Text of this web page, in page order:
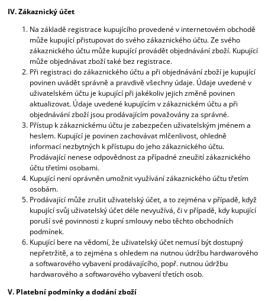
IV. Zákaznický účet
Na základě registrace kupujícího provedené v internetovém obchodě
může kupující přistupovat do svého zákaznického účtu. Ze svého
zákaznického účtu může kupující provádět objednávání zboží. Kupující
může objednávat zboží také bez registrace.
Při registraci do zákaznického účtu a při objednávání zboží je kupující
povinen uvádět správně a pravdivě všechny údaje. Údaje uvedené v
uživatelském účtu je kupující při jakékoliv jejich změně povinen
aktualizovat. Údaje uvedené kupujícím v zákaznickém účtu a při
objednávání zboží jsou prodávajícím považovány za správné.
Přístup k zákaznickému účtu je zabezpečen uživatelským jménem a
heslem. Kupující je povinen zachovávat mlčenlivost, ohledně
informací nezbytných k přístupu do jeho zákaznického účtu.
Prodávající nenese odpovědnost za případné zneužití zákaznického
účtu třetími osobami.
Kupující není oprávněn umožnit využívání zákaznického účtu třetím
osobám.
Prodávající může zrušit uživatelský účet, a to zejména v případě, když
kupující svůj uživatelský účet déle nevyužívá, či v případě, kdy kupující
poruší své povinnosti z kupní smlouvy nebo těchto obchodních
podmínek.
Kupující bere na vědomí, že uživatelský účet nemusí být dostupný
nepřetržitě, a to zejména s ohledem na nutnou údržbu hardwarového
a softwarového vybavení prodávajícího, popř. nutnou údržbu
hardwarového a softwarového vybavení třetích osob.
V. Platební podmínky a dodání zboží